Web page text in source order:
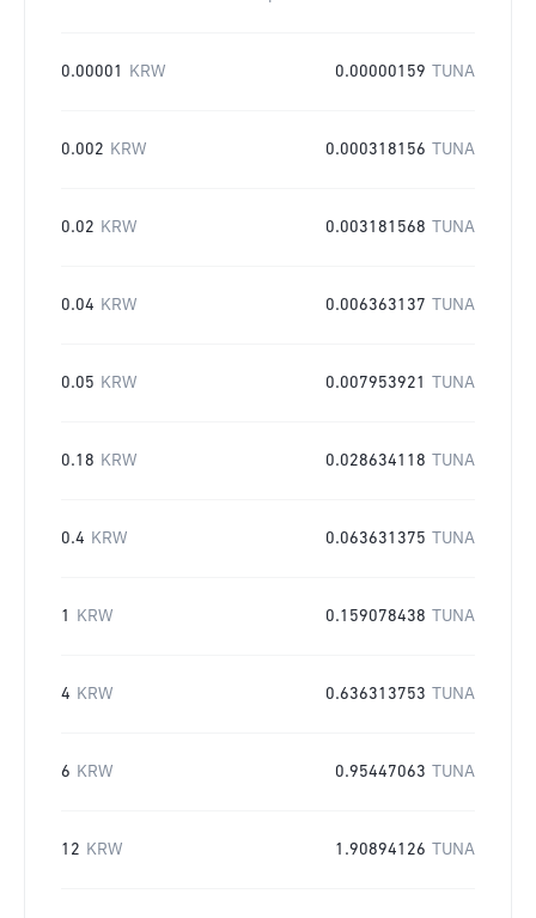
0.00001 KRW 0.00000159 TUNA
0.002 KRW 0.000318156 TUNA
0.02 KRW 0.003181568 TUNA
0.04 KRW 0.006363137 TUNA
0.05 KRW 0.007953921 TUNA
0.18 KRW 0.028634118 TUNA
0.4 KRW 0.063631375 TUNA
1 KRW 0.159078438 TUNA
4 KRW 0.636313753 TUNA
6 KRW 0.95447063 TUNA
12 KRW 1.90894126 TUNA